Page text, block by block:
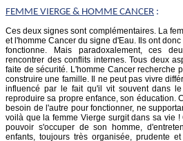
FEMME VIERGE & HOMME CANCER :
Ces deux signes sont complémentaires. La
et l'homme Cancer du signe d'Eau. Ils ont
fonctionne. Mais paradoxalement, ces
rencontrer des conflits internes. Tous deux
faite de sécurité. L'homme Cancer recherche
construire une famille. Il ne peut pas vivre
influencé par le fait qu'il vit souvent dans
reproduire sa propre enfance, son éducation.
besoin de l'autre pour fonctionner, ne
voilà que la femme Vierge surgit dans sa vie
pouvoir s'occuper de son homme,
enfants, toujours très organisée, prudente